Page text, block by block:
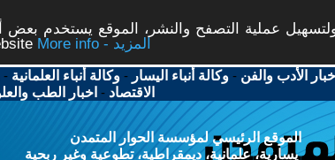
عملية التصفح والنشر، الموقع يستخدم بعض
More info - المزيد
اخبار الأدب والفن -وكالة أنباء اليسار -وكالة أنباء العلمانية -
الاقتصاد - اخبار الطب
الموقع الرئيسي لمؤسسة الحوار المتمدن
يسارية، علمانية، ديمقراطية، تطوعية وغير ربحية